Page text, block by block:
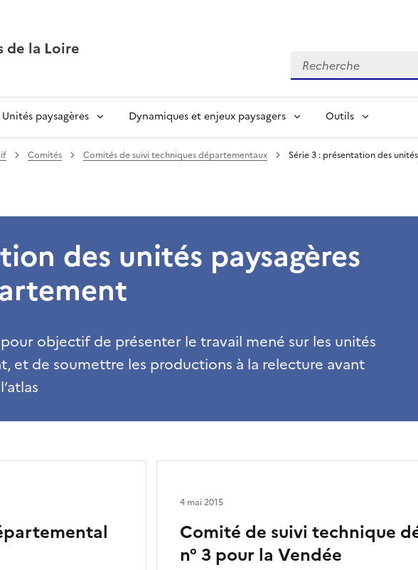
de la Loire Recherche
Unités paysagères Dynamiques et enjeux paysagers Outils
Comités Comités de suivi techniques départementaux
Série 3 : présentation des
des unités paysagères
objectif de présenter le travail mené sur les unités
et de soumettre les productions à la relecture avant
Comité de suivi technique
n° 3 pour la Vendée
4 mai 2015